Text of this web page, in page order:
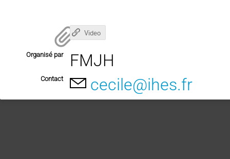
Video
Organisé par FMJH
Contact cecile@ihes.fr